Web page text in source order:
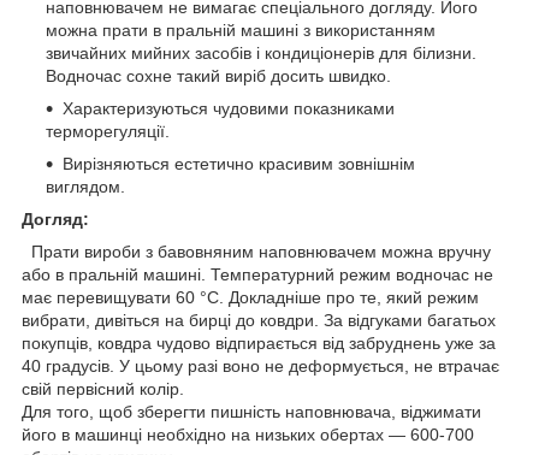
наповнювачем не вимагає спеціального догляду. Його
можна прати в пральній машині з використанням
звичайних мийних засобів і кондиціонерів для білизни.
Водночас сохне такий виріб досить швидко.
Характеризуються чудовими показниками
терморегуляції.
Вирізняються естетично красивим зовнішнім
виглядом.
Догляд:
Прати вироби з бавовняним наповнювачем можна вручну
або в пральній машині. Температурний режим водночас не
має перевищувати 60 °C. Докладніше про те, який режим
вибрати, дивіться на бирці до ковдри. За відгуками багатьох
покупців, ковдра чудово відпирається від забруднень уже за
40 градусів. У цьому разі воно не деформується, не втрачає
свій первісний колір.
Для того, щоб зберегти пишність наповнювача, віджимати
його в машинці необхідно на низьких обертах — 600-700